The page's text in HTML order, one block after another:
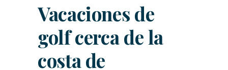
Vacaciones de
golf cerca de la
costa de